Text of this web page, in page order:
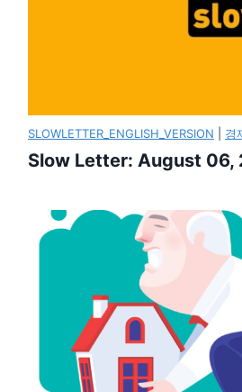
SLOWLETTER_ENGLISH_VERSION 경
Slow Letter: August 06,